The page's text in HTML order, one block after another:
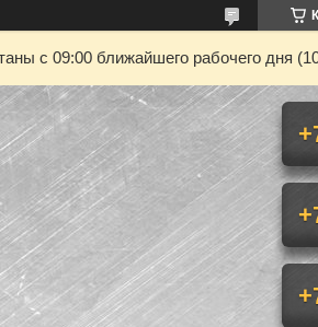
с 09:00 ближайшего рабочего дня